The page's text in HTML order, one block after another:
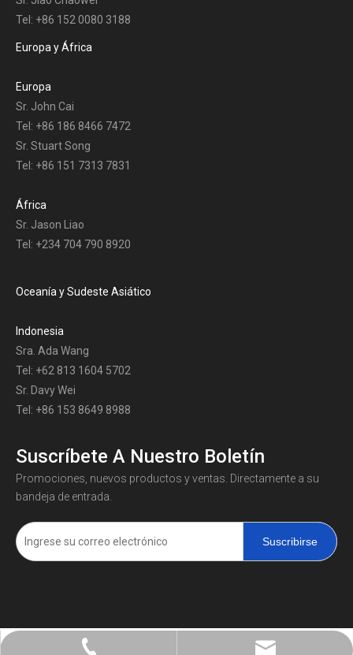
Tel: +86 152 0080 3188
Europa y África
Europa
Sr. John Cai
Tel: +86 186 8466 7472
Sr. Stuart Song
Tel: +86 151 7313 7831
África
Sr. Jason Liao
Tel: +234 704 790 8920
Oceanía y Sudeste Asiático
Indonesia
Sra. Ada Wang
Tel: +62 813 1604 5702
Sr. Davy Wei
Tel: +86 153 8649 8988
Suscríbete A Nuestro Boletín
Promociones, nuevos productos y ventas. Directamente a su
bandeja de entrada.
Suscribirse